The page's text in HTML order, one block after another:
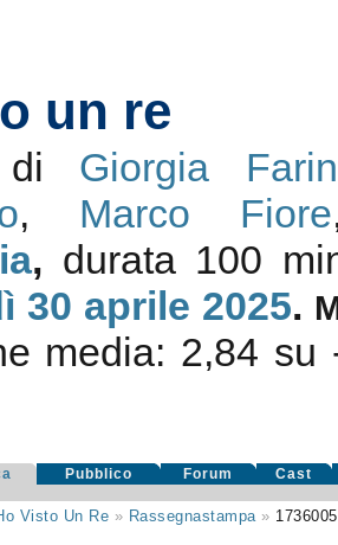
un re
di Giorgia
, Marco Fiore
, durata 100
30 aprile 2025.
media: 2,84 su
Pubblico Forum Cast
Visto Un Re » Rassegnastampa» 1736005